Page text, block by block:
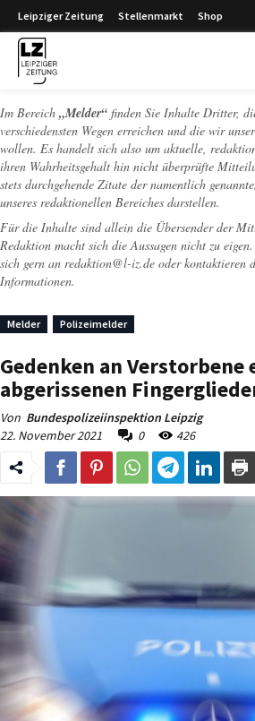
Leipziger Zeitung Stellenmarkt Shop
Im Bereich „Melder“ finden Sie Inhalte Dritter,
verschiedensten Wegen erreichen und die wir
wollen. Es handelt sich also um aktuelle,
ihren Wahrheitsgehalt hin nicht überprüfte
stets durchgehende Zitate der namentlich
unseres redaktionellen Bereiches darstellen.
Für die Inhalte sind allein die Übersender der
Redaktion macht sich die Aussagen nicht zu
sich gern an redaktion@l-iz.de oder kontaktieren
Informationen.
Melder Polizeimelder
Gedenken an
abgerissenen
Von Bundespolizeiinspektion Leipzig
22. November 2021
0 426